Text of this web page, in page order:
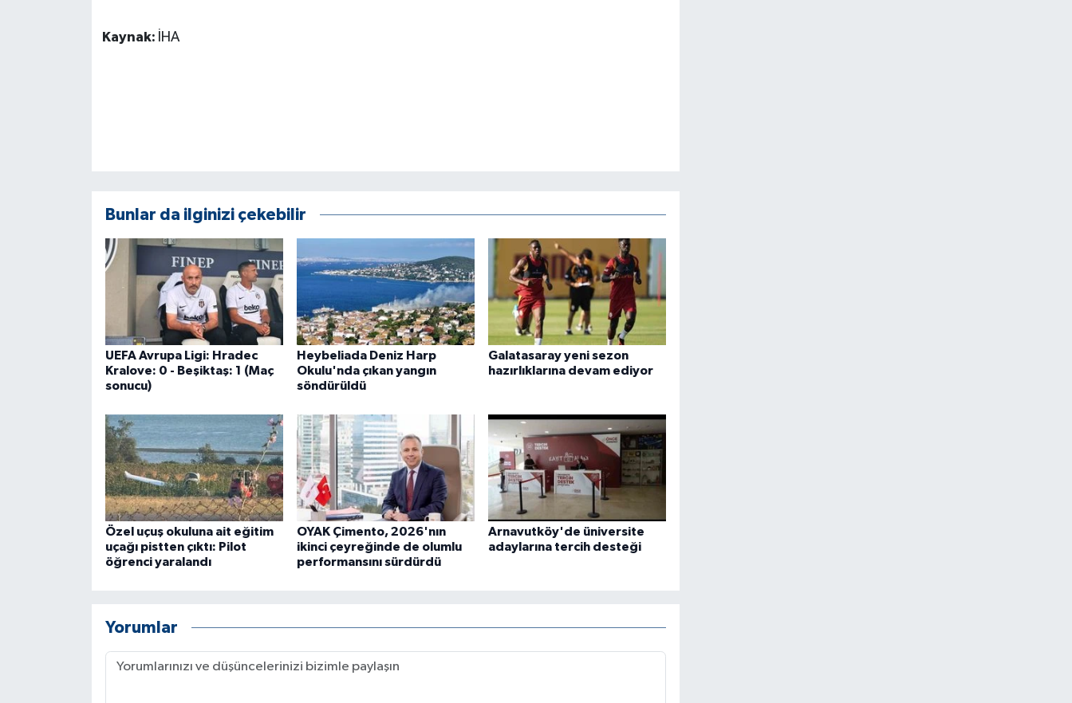
Kaynak: İHA
Bunlar da ilginizi çekebilir
UEFA Avrupa Ligi: Hradec
Kralove: 0 - Beşiktaş: 1 (Maç
sonucu)
Heybeliada Deniz Harp
Okulu'nda çıkan yangın
söndürüldü
Galatasaray yeni sezon
hazırlıklarına devam ediyor
Özel uçuş okuluna ait eğitim
uçağı pistten çıktı: Pilot
öğrenci yaralandı
OYAK Çimento, 2026'nın
ikinci çeyreğinde de olumlu
performansını sürdürdü
Arnavutköy'de üniversite
adaylarına tercih desteği
Yorumlar